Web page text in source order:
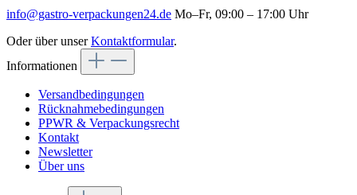
info@gastro-verpackungen24.de Mo–Fr, 09:00 – 17:00 Uhr
Oder über unserKontaktformular.
Informationen
Versandbedingungen
Rücknahmebedingungen
PPWR & Verpackungsrecht
Kontakt
Newsletter
Über uns